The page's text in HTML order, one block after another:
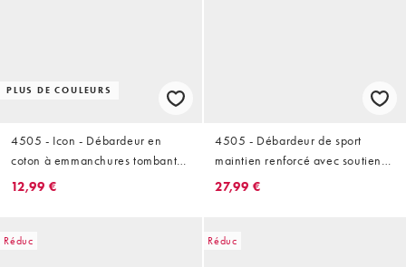
PLUS DE COULEURS
4505 - Icon - Débardeur en
coton à emmanchures tombantes
en tissu à séchage rapide - Blanc
12,99 €
4505 - Débardeur de sport
maintien renforcé avec soutien-
gorge intégré et bretelles
27,99 €
Réduc Réduc